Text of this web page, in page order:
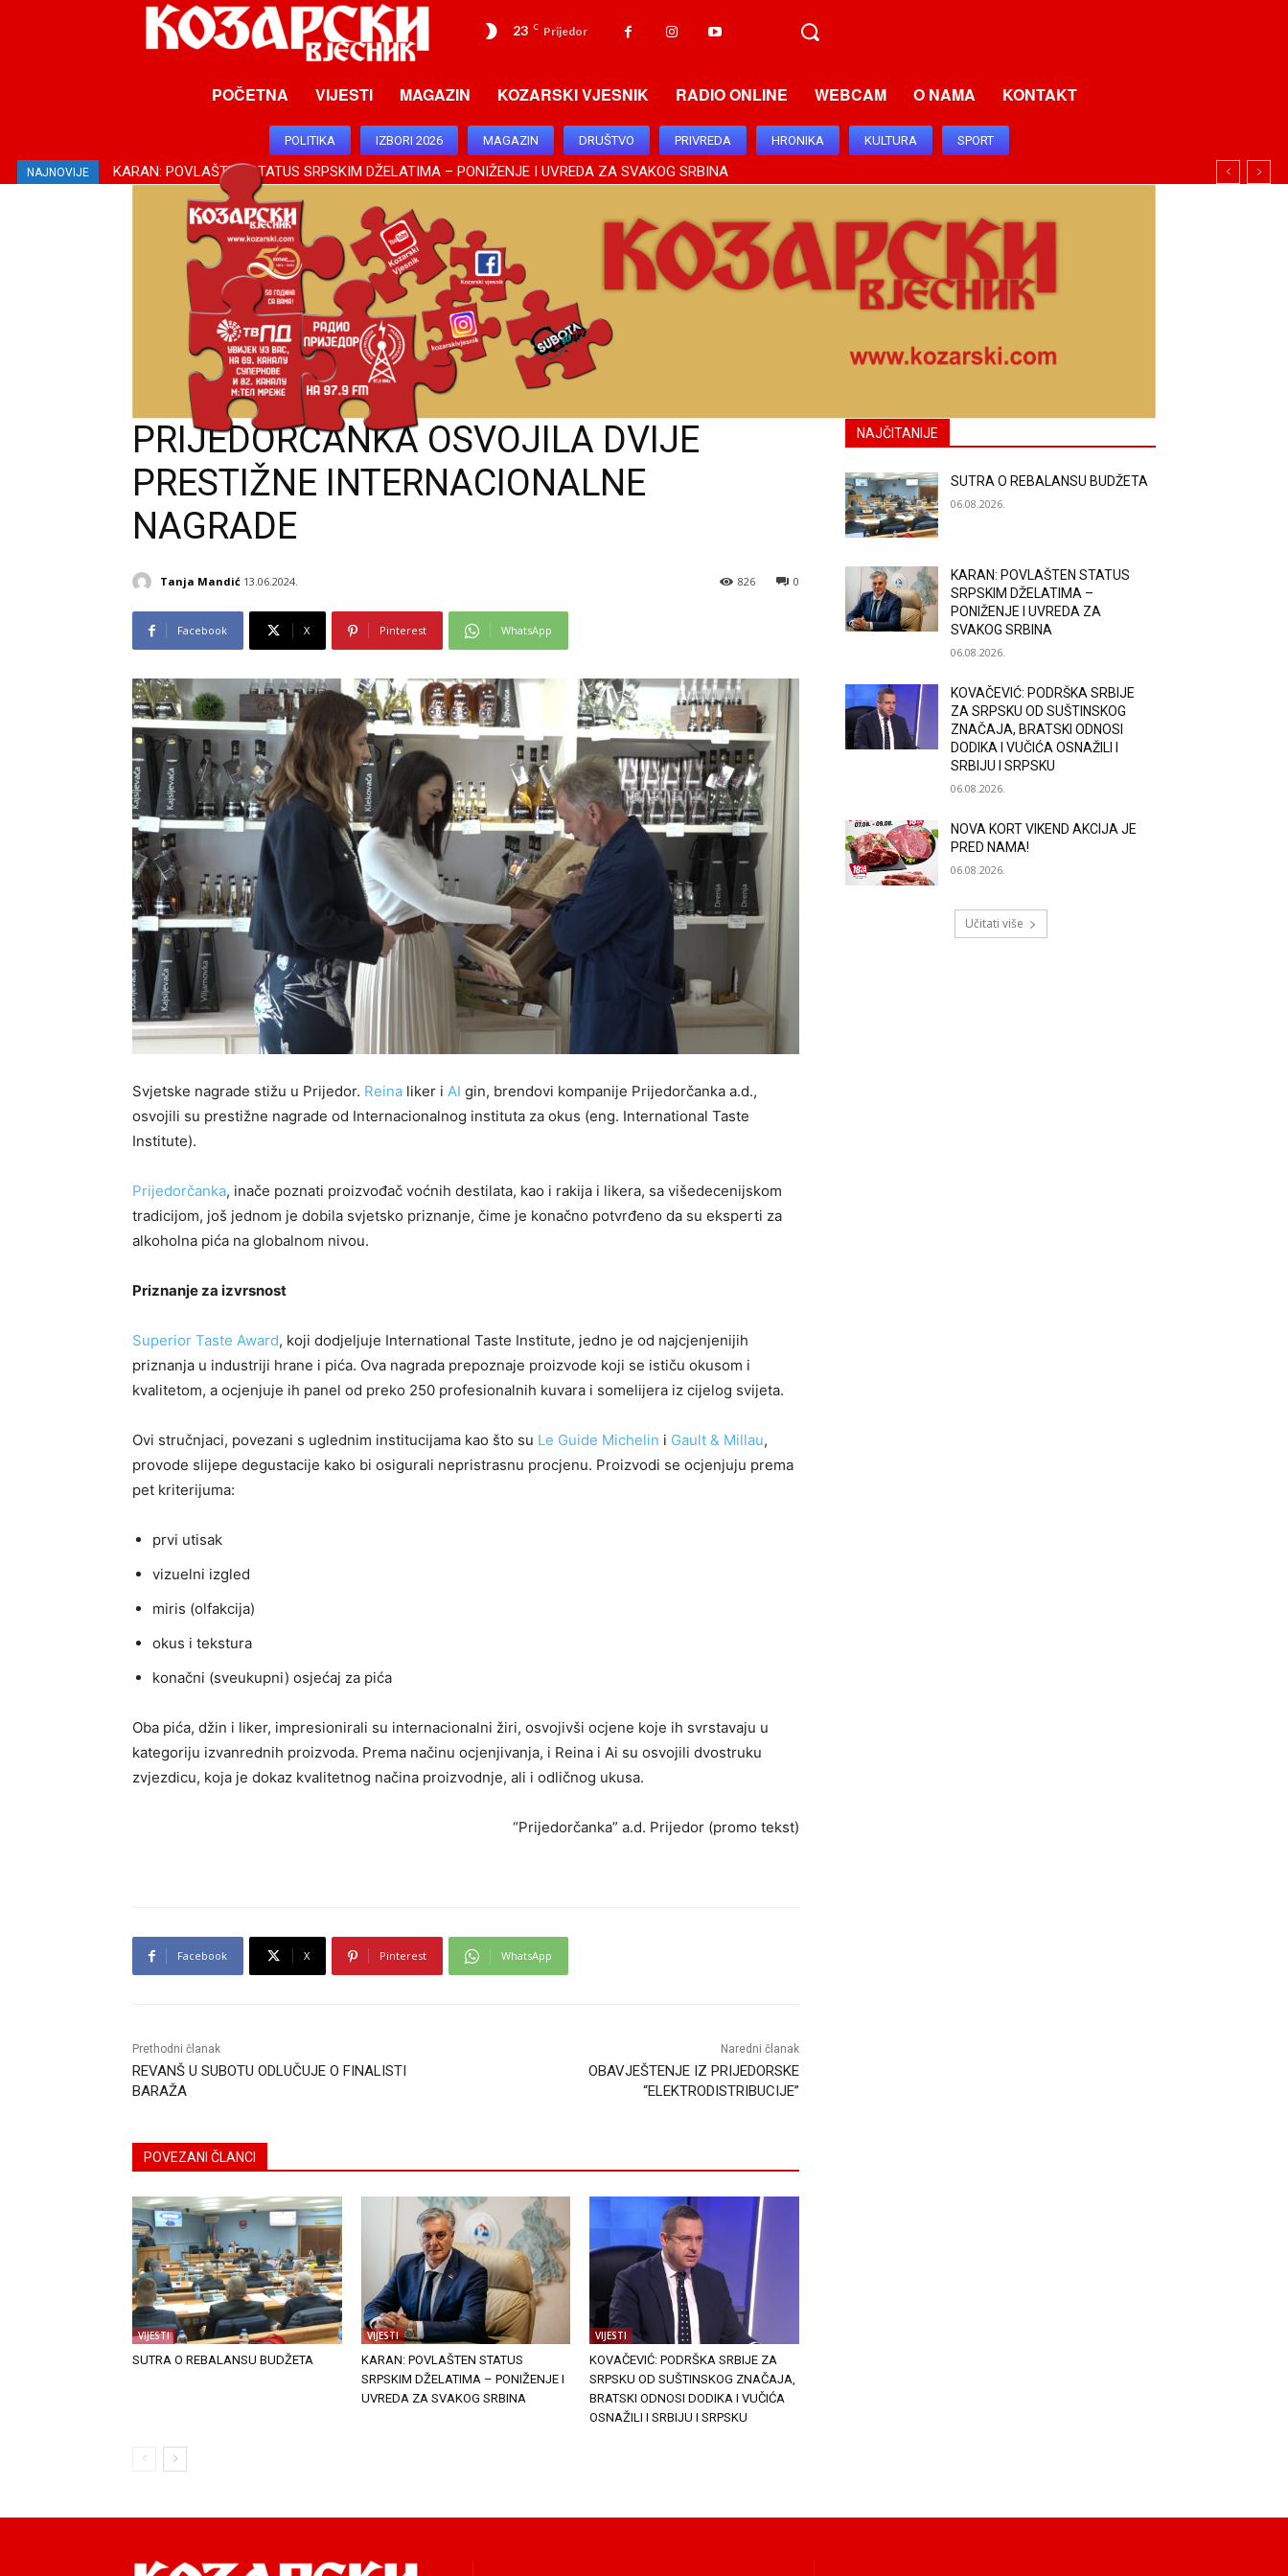
23 C Prijedor
POČETNA VIJESTI MAGAZIN KOZARSKI VJESNIK RADIO ONLINE WEBCAM O NAMA KONTAKT
POLITIKA IZBORI 2026 MAGAZIN DRUŠTVO PRIVREDA HRONIKA KULTURA SPORT
NAJNOVIJE KARAN: POVLAŠTEN STATUS SRPSKIM DŽELATIMA – PONIŽENJE I UVREDA ZA SVAKOG SRBINA
PRIJEDORČANKA OSVOJILA DVIJE
PRESTIŽNE INTERNACIONALNE
NAGRADE
Tanja Mandić 13.06.2024. 0
826
Facebook X Pinterest WhatsApp
Svjetske nagrade stižu u Prijedor. Reina liker i AI gin, brendovi kompanije Prijedorčanka a.d.,
osvojili su prestižne nagrade od Internacionalnog instituta za okus (eng. International Taste
Institute).
Prijedorčanka, inače poznati proizvođač voćnih destilata, kao i rakija i likera, sa višedecenijskom
tradicijom, još jednom je dobila svjetsko priznanje, čime je konačno potvrđeno da su eksperti za
alkoholna pića na globalnom nivou.
Priznanje za izvrsnost
Superior Taste Award, koji dodjeljuje International Taste Institute, jedno je od najcjenjenijih
priznanja u industriji hrane i pića. Ova nagrada prepoznaje proizvode koji se ističu okusom i
kvalitetom, a ocjenjuje ih panel od preko 250 profesionalnih kuvara i somelijera iz cijelog svijeta.
Ovi stručnjaci, povezani s uglednim institucijama kao što su Le Guide Michelin i Gault & Millau,
provode slijepe degustacije kako bi osigurali nepristrasnu procjenu. Proizvodi se ocjenjuju prema
pet kriterijuma:
prvi utisak
vizuelni izgled
miris (olfakcija)
okus i tekstura
konačni (sveukupni) osjećaj za pića
Oba pića, džin i liker, impresionirali su internacionalni žiri, osvojivši ocjene koje ih svrstavaju u
kategoriju izvanrednih proizvoda. Prema načinu ocjenjivanja, i Reina i Ai su osvojili dvostruku
zvjezdicu, koja je dokaz kvalitetnog načina proizvodnje, ali i odličnog ukusa.
“Prijedorčanka” a.d. Prijedor (promo tekst)
Facebook X Pinterest WhatsApp
Prethodni članak
REVANŠ U SUBOTU ODLUČUJE O FINALISTI
BARAŽA
Naredni članak
OBAVJEŠTENJE IZ PRIJEDORSKE
“ELEKTRODISTRIBUCIJE”
POVEZANI ČLANCI
VIJESTI
SUTRA O REBALANSU BUDŽETA
VIJESTI
KARAN: POVLAŠTEN STATUS
SRPSKIM DŽELATIMA – PONIŽENJE I
UVREDA ZA SVAKOG SRBINA
VIJESTI
KOVAČEVIĆ: PODRŠKA SRBIJE ZA
SRPSKU OD SUŠTINSKOG ZNAČAJA,
BRATSKI ODNOSI DODIKA I VUČIĆA
OSNAŽILI I SRBIJU I SRPSKU
NAJČITANIJE
SUTRA O REBALANSU BUDŽETA
06.08.2026.
KARAN: POVLAŠTEN STATUS
SRPSKIM DŽELATIMA –
PONIŽENJE I UVREDA ZA
SVAKOG SRBINA
06.08.2026.
KOVAČEVIĆ: PODRŠKA SRBIJE
ZA SRPSKU OD SUŠTINSKOG
ZNAČAJA, BRATSKI ODNOSI
DODIKA I VUČIĆA OSNAŽILI I
SRBIJU I SRPSKU
06.08.2026.
NOVA KORT VIKEND AKCIJA JE
PRED NAMA!
06.08.2026.
Učitati više